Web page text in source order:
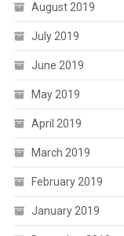
August 2019
July 2019
June 2019
May 2019
April 2019
March 2019
February 2019
January 2019